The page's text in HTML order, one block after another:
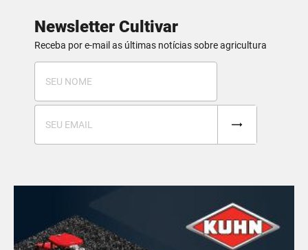
Newsletter Cultivar
Receba por e-mail as últimas notícias sobre agricultura